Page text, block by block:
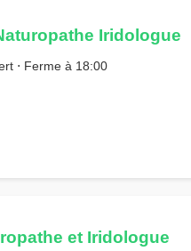
Iridologue
⋅ Ferme à 18:00
et Iridologue